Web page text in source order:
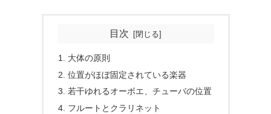
目次
大体の原則
位置がほぼ固定されている楽器
若干ゆれるオーボエ、チューバの位置
フルートとクラリネット